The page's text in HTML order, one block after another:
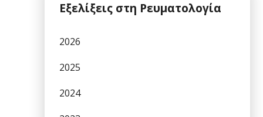
Εξελίξεις στη Ρευματολογία
2026
2025
2024